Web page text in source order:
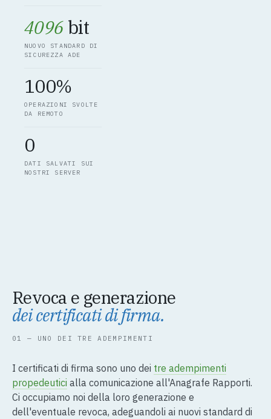
4096 bit
NUOVO STANDARD DI
SICUREZZA ADE
100%
OPERAZIONI SVOLTE
DA REMOTO
0
DATI SALVATI SUI
NOSTRI SERVER
Revoca e generazione
dei certificati di firma.
01 — UNO DEI TRE ADEMPIMENTI
I certificati di firma sono uno dei tre adempimenti
propedeutici alla comunicazione all'Anagrafe Rapporti.
Ci occupiamo noi della loro generazione e
dell'eventuale revoca, adeguandoli ai nuovi standard di